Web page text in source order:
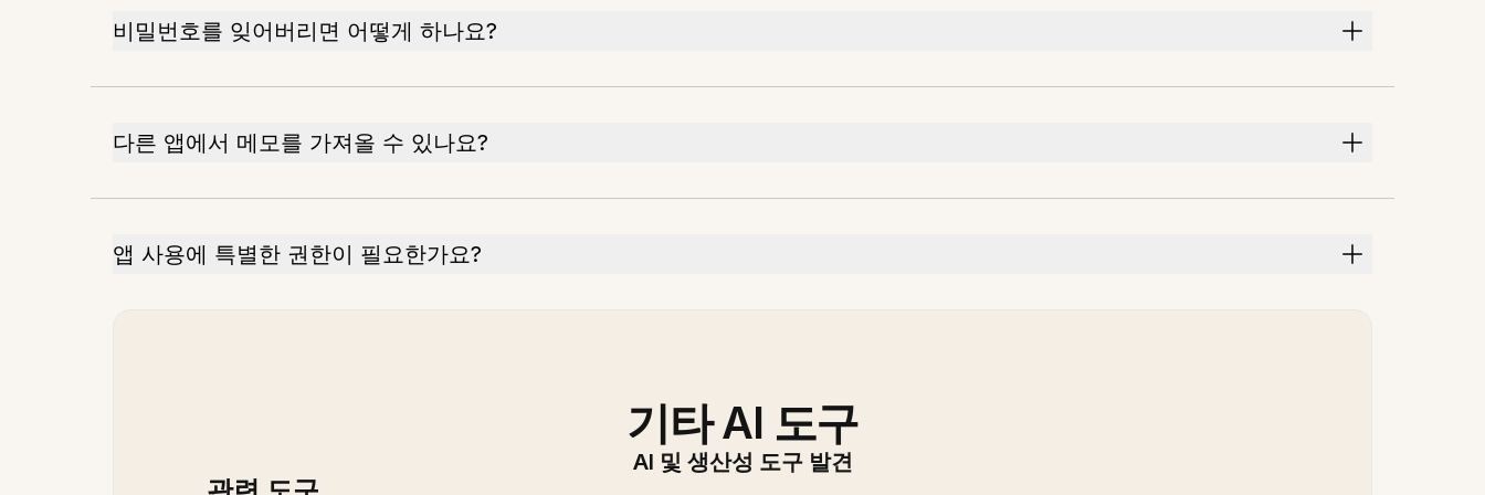
비밀번호를 잊어버리면 어떻게 하나요?
다른 앱에서 메모를 가져올 수 있나요?
앱 사용에 특별한 권한이 필요한가요?
기타 AI 도구
AI 및 생산성 도구 발견